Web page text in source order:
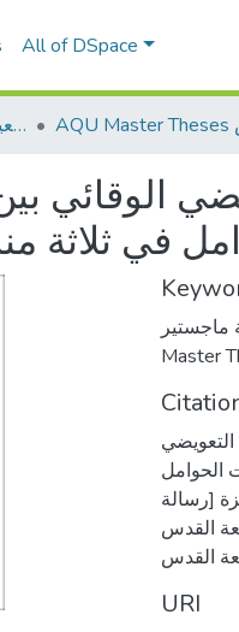
All of DSpace
Dissertations & Theses الرسائل الجامعية
الوقائي
في
Master
التعويضي
الحوامل
[رسالة
القدس،
URI